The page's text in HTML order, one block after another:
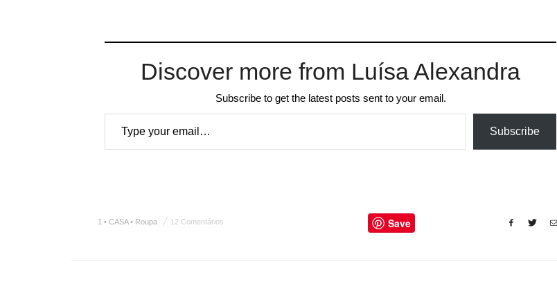
Discover more from Luísa Alexandra
Subscribe to get the latest posts sent to your email.
Type your email…
Subscribe
1 • CASA • Roupa 12 Comentários Save